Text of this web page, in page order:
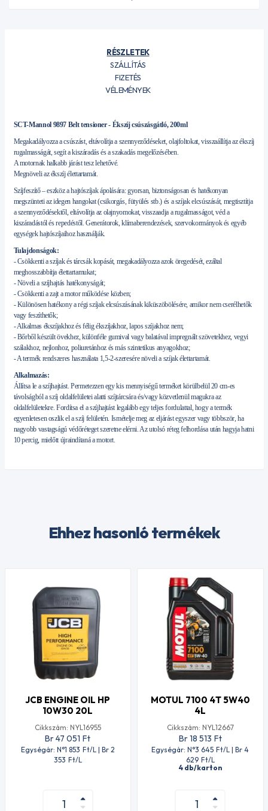
RÉSZLETEK
SZÁLLÍTÁS
FIZETÉS
VÉLEMÉNYEK
SCT-Mannol 9897 Belt tensioner - Ékszíj csúszásgátló, 200ml
Megakadályozza a csúszást, eltávolítja a szennyeződéseket, olajfoltokat, visszaállítja az ékszíj
rugalmasságát, segít a kiszáradás és a szakadás megelőzésében.
A motornak halkabb járást tesz lehetővé.
Megnöveli az ékszíj élettartamát.
Szíjfeszítő – eszköz a hajtószíjak ápolására: gyorsan, biztonságosan és hatékonyan
megszünteti az idegen hangokat (csikorgás, fütyülés stb.) és a szíjak elcsúszását, megtisztítja
a szennyeződésektől, eltávolítja az olajnyomokat, visszaadja a rugalmasságot, véd a
kiszáradástól és repedéstől. Generátorok, klímaberendezések, szervokormányok és egyéb
egységek hajtószíjaihoz használják.
Tulajdonságok:
- Csökkenti a szíjak és tárcsák kopását, megakadályozza azok öregedését, ezáltal
meghosszabbítja élettartamukat;
- Növeli a szíjhajtás hatékonyságát;
- Csökkenti a zajt a motor működése közben;
- Különösen hatékony a régi szíjak elcsúszásának kiküszöbölésére, amikor nem cserélhetők
vagy feszíthetők;
- Alkalmas ékszíjakhoz és félig ékszíjakhoz, lapos szíjakhoz nem;
- Bőrből készült övekhez, különféle gumival vagy balatával impregnált szövetekhez, vegyi
szálakhoz, nejlonhoz, poliuretánhoz és más szintetikus anyagokhoz;
- A termék rendszeres használata 1,5-2-szeresére növeli a szíjak élettartamát.
Alkalmazás:
Állítsa le a szíjhajtást. Permetezzen egy kis mennyiségű terméket körülbelül 20 cm-es
távolságból a szíj oldalfelületei alatti szíjtárcsára és/vagy közvetlenül magukra az
oldalfelületekre. Fordítsa el a szíjhajtást legalább egy teljes fordulattal, hogy a termék
egyenletesen oszlik el a szíj felületén. Ismételje meg az eljárást egyszer vagy többször, ha
nagyobb vastagságú védőréteget szeretne elérni. Az utolsó réteg felhordása után hagyja hatni
10 percig, mielőtt újraindítaná a motort.
Ehhez hasonló termékek
JCB ENGINE OIL HP
10W30 20L
Cikkszám: NYL16955
Br 47 051 Ft
Egységár: N°1 853 Ft/L | Br 2
353 Ft/L
MOTUL 7100 4T 5W40
4L
Cikkszám: NYL12667
Br 18 513 Ft
Egységár: N°3 645 Ft/L | Br 4
629 Ft/L
4 db/karton